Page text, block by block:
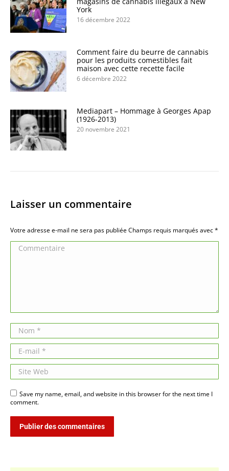
York
16 décembre 2022
Comment faire du beurre de cannabis
pour les produits comestibles fait
maison avec cette recette facile
6 décembre 2022
Mediapart – Hommage à Georges Apap
(1926-2013)
20 novembre 2021
Laisser un commentaire
Votre adresse e-mail ne sera pas publiée Champs requis marqués avec*
Commentaire
Nom *
E-mail *
Site Web
Save my name, email, and website in this browser for the next time I
comment.
Publier des commentaires